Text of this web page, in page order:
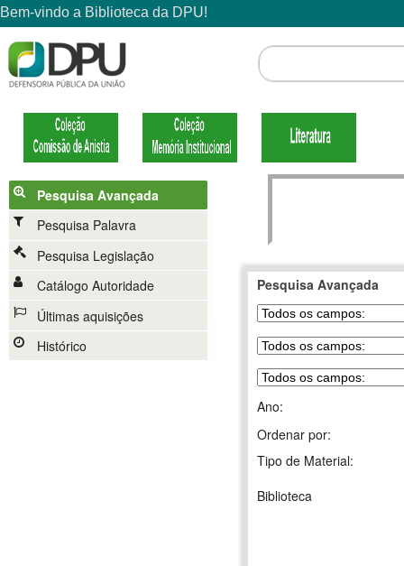
Pesquisa Avançada
Pesquisa Palavra
Pesquisa Legislação
Catálogo Autoridade
Últimas aquisições
Histórico
Pesquisa Avançada
Ano:
Ordenar por:
Tipo de Material:
Biblioteca